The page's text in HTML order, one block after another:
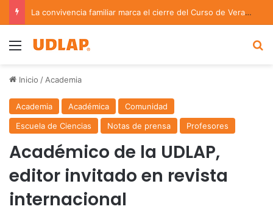
La convivencia familiar marca el cierre del Curso de Verano de Escuelas Aztecas
Menu
Inicio / Academia
Academia Académica
Comunidad
Escuela de Ciencias
Notas de prensa Profesores
Académico de la UDLAP,
editor invitado en revista
internacional